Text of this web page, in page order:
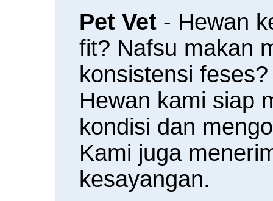
Pet Vet - Hewan
fit? Nafsu makan
konsistensi
Hewan kami siap
kondisi dan
Kami juga
kesayangan.